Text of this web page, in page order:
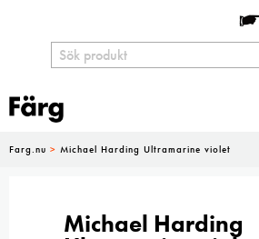
Farg.nu > Michael Harding Ultramarine violet
Michael Harding